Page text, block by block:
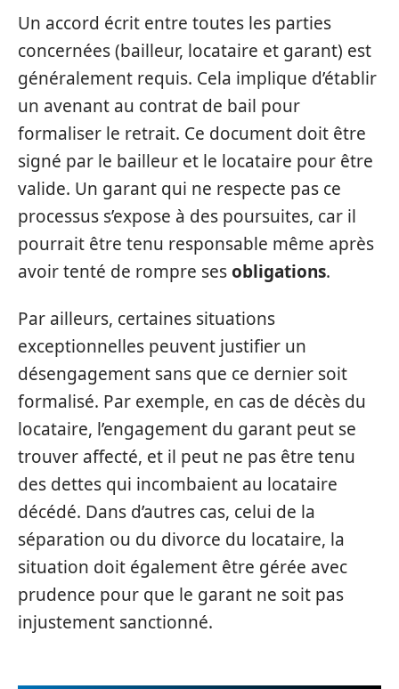
Un accord écrit entre toutes les parties
concernées (bailleur, locataire et garant) est
généralement requis. Cela implique d’établir
un avenant au contrat de bail pour
formaliser le retrait. Ce document doit être
signé par le bailleur et le locataire pour être
valide. Un garant qui ne respecte pas ce
processus s’expose à des poursuites, car il
pourrait être tenu responsable même après
avoir tenté de rompre sesobligations.
Par ailleurs, certaines situations
exceptionnelles peuvent justifier un
désengagement sans que ce dernier soit
formalisé. Par exemple, en cas de décès du
locataire, l’engagement du garant peut se
trouver affecté, et il peut ne pas être tenu
des dettes qui incombaient au locataire
décédé. Dans d’autres cas, celui de la
séparation ou du divorce du locataire, la
situation doit également être gérée avec
prudence pour que le garant ne soit pas
injustement sanctionné.